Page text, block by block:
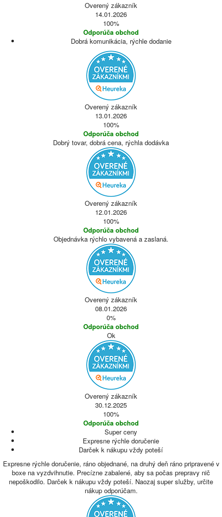
Overený zákazník
14.01.2026
100%
Odporúča obchod
Dobrá komunikácia, rýchle dodanie
Overený zákazník
13.01.2026
100%
Odporúča obchod
Dobrý tovar, dobrá cena, rýchla dodávka
Overený zákazník
12.01.2026
100%
Odporúča obchod
Objednávka rýchlo vybavená a zaslaná.
Overený zákazník
08.01.2026
0%
Odporúča obchod
Ok
Overený zákazník
30.12.2025
100%
Odporúča obchod
Super ceny
Expresne rýchle doručenie
Darček k nákupu vždy poteší
Expresne rýchle doručenie, ráno objednané, na druhý deň ráno pripravené v
boxe na vyzdvihnutie. Precízne zabalené, aby sa počas prepravy nič
nepoškodilo. Darček k nákupu vždy poteší. Naozaj super služby, určite
nákup odporúčam.